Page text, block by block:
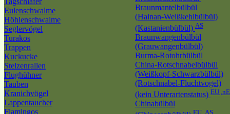
Eulenschwalme
Höhlenschwalme
Seglervögel
Turakos
Trappen
Kuckucke
Stelzenrallen
Flughühner
Tauben
Kranichvögel
Lappentaucher
Flamingos
Braunmantelbülbül
(Hainan-Weißkehlbülbül)
(Kastanienbülbül) AS
Braunwangenbülbül
(Grauwangenbülbül)
Burma-Rotohrbülbül
China-Rotschnabelbülbül
(Weißkopf-Schwarzbülbül)
(Rotschnabel-Fluchtvogel)
(kein Unterartenstatus) EU
Chinabülbül
EU ,AS